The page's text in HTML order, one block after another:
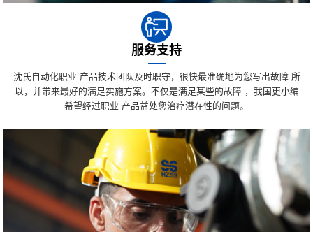
服务支持
沈氏自动化职业 产品技术团队及时职守，很快最准确地为您写出故障 所
以，并带来最好的满足实施方案。不仅是满足某些的故障 ，我国更小编
希望经过职业 产品益处您治疗潜在性的问题。